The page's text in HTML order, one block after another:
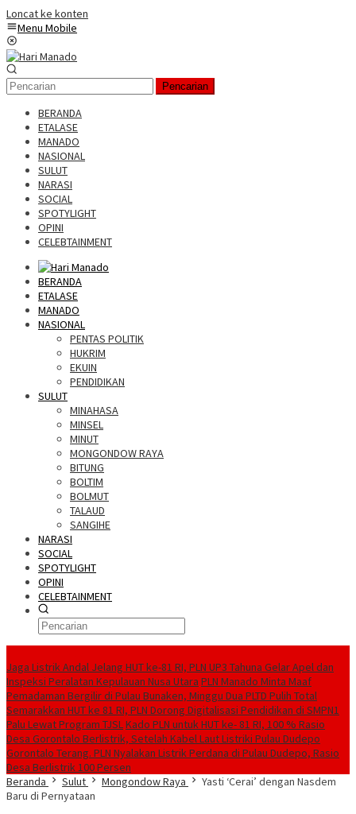
Loncat ke konten
Menu Mobile
Pencarian
BERANDA
ETALASE
MANADO
NASIONAL
SULUT
NARASI
SOCIAL
SPOTYLIGHT
OPINI
CELEBTAINMENT
BERANDA
ETALASE
MANADO
NASIONAL
PENTAS POLITIK
HUKRIM
EKUIN
PENDIDIKAN
SULUT
MINAHASA
MINSEL
MINUT
MONGONDOW RAYA
BITUNG
BOLTIM
BOLMUT
TALAUD
SANGIHE
NARASI
SOCIAL
SPOTYLIGHT
OPINI
CELEBTAINMENT
Jaga Listrik Andal Jelang HUT ke-81 RI, PLN UP3 Tahuna Gelar Apel dan
Inspeksi Peralatan Kepulauan Nusa Utara PLN Manado Minta Maaf
Pemadaman Bergilir di Pulau Bunaken, Minggu Dua PLTD Pulih Total
Semarakkan HUT ke 81 RI, PLN Dorong Digitalisasi Pendidikan di SMPN1
Palu Lewat Program TJSLKado PLN untuk HUT ke- 81 RI, 100 % Rasio
Desa Gorontalo Berlistrik, Setelah Kabel Laut Listriki Pulau Dudepo
Gorontalo Terang. PLN Nyalakan Listrik Perdana di Pulau Dudepo, Rasio
Desa Berlistrik 100 Persen
Beranda
Sulut Mongondow Raya
Yasti ‘Cerai’ dengan Nasdem
Baru di Pernyataan